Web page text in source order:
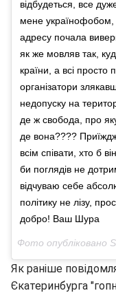
відбудеться, все
мене
адресу почала
як же мовляв так,
країни, а всі просто
організатори
недопуску на
де ж свобода, про
де вона????
всім співати, хто б
би поглядів не
відчуваю себе
політику не лізу,
добро! Ваш Шура
Як раніше
Єкатеринбурга